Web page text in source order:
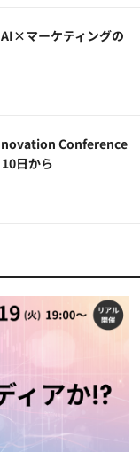
マーケティングの
Conference
日から